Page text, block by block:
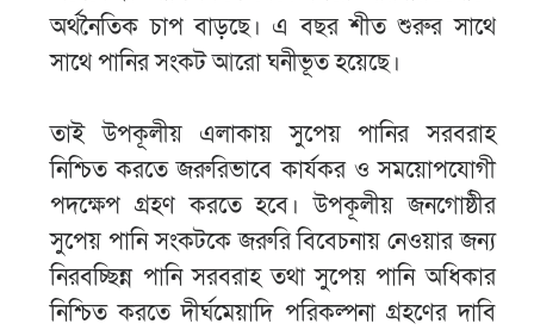
অর্থনৈতিক চাপ বাড়ছে। এ বছর শীত শুরুর সাথে
সাথে পানির সংকট আরো ঘনীভূত হয়েছে।
তাই উপকূলীয় এলাকায় সুপেয় পানির সরবরাহ
নিশ্চিত করতে জরুরিভাবে কার্যকর ও সময়োপযোগী
পদক্ষেপ গ্রহণ করতে হবে। উপকূলীয় জনগোষ্ঠীর
সুপেয় পানি সংকটকে জরুরি বিবেচনায় নেওয়ার জন্য
নিরবচ্ছিন্ন পানি সরবরাহ তথা সুপেয় পানি অধিকার
নিশ্চিত করতে দীর্ঘমেয়াদি পরিকল্পনা গ্রহণের দাবি